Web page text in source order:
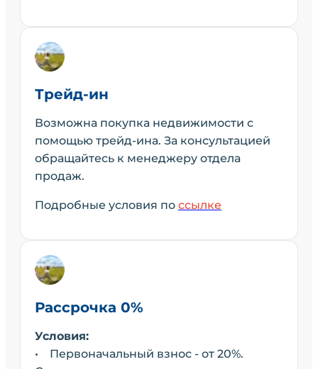
Трейд-ин
Возможна покупка недвижимости с
помощью трейд-ина. За консультацией
обращайтесь к менеджеру отдела
продаж.
Подробные условия по ссылке
Рассрочка 0%
Условия:
• Первоначальный взнос - от 20%.